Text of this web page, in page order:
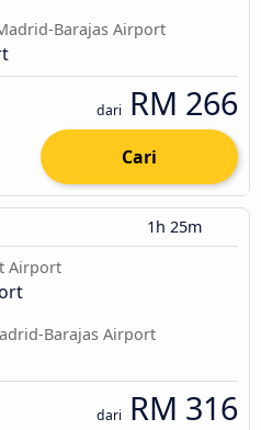
Barajas Airport
dari RM 266
Cari
1h 25m
Airport
Barajas Airport
dari RM 316